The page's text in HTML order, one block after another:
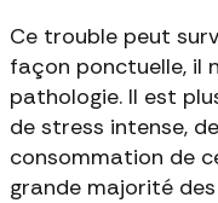
Ce trouble peut
façon ponctuelle, il
pathologie. Il est
de stress intense,
consommation de
grande majorité